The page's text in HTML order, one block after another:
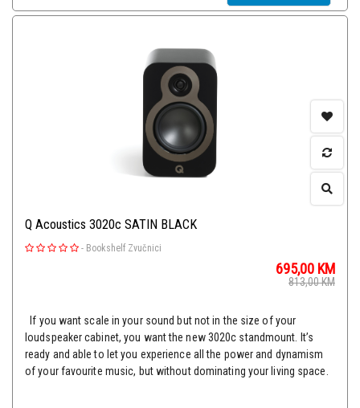
Q Acoustics 3020c SATIN BLACK
- Bookshelf Zvučnici
695,00 KM
813,00KM
If you want scale in your sound but not in the size of your
loudspeaker cabinet, you want the new 3020c standmount. It’s
ready and able to let you experience all the power and dynamism
of your favourite music, but without dominating your living space.